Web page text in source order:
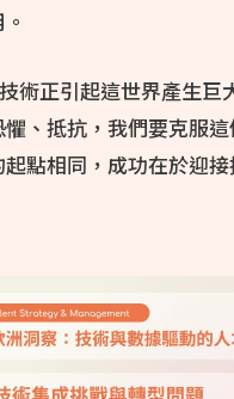
術正引起這世界產生巨
、抵抗，我們要克服
點相同，成功在於迎